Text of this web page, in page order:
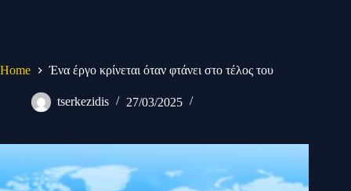
Home Ένα έργο κρίνεται όταν φτάνει στο τέλος του
tserkezidis 27/03/2025